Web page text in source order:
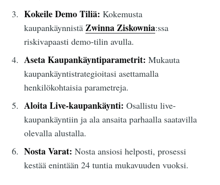
Kokeile Demo Tiliä: Kokemusta
kaupankäynnistä Zwinna Ziskownia:ssa
riskivapaasti demo-tilin avulla.
Aseta Kaupankäyntiparametrit: Mukauta
kaupankäyntistrategioitasi asettamalla
henkilökohtaisia parametreja.
Aloita Live-kaupankäynti: Osallistu live-
kaupankäyntiin ja ala ansaita parhaalla saatavilla
olevalla alustalla.
Nosta Varat: Nosta ansiosi helposti, prosessi
kestää enintään 24 tuntia mukavuuden vuoksi.